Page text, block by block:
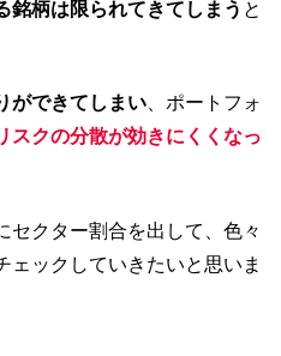
銘柄は限られてきてしまう と
ができてしまい 、ポートフォ
スクの分散が効きにくくなっ
セクター割合を出して、色々
ェックしていきたいと思いま